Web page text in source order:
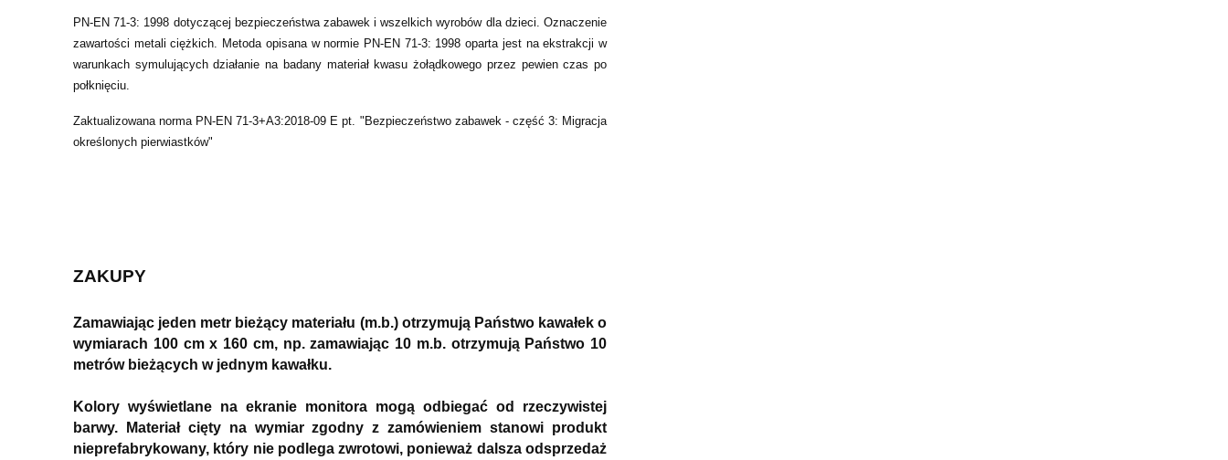
PN-EN 71-3: 1998 dotyczącej bezpieczeństwa zabawek i wszelkich wyrobów dla dzieci. Oznaczenie
zawartości metali ciężkich. Metoda opisana w normie PN-EN 71-3: 1998 oparta jest na ekstrakcji w
warunkach symulujących działanie na badany materiał kwasu żołądkowego przez pewien czas po
połknięciu.
Zaktualizowana norma PN-EN 71-3+A3:2018-09 E pt. "Bezpieczeństwo zabawek - część 3: Migracja
określonych pierwiastków"
ZAKUPY
Zamawiając jeden metr bieżący materiału (m.b.) otrzymują Państwo kawałek o
wymiarach 100 cm x 160 cm, np. zamawiając 10 m.b. otrzymują Państwo 10
metrów bieżących w jednym kawałku.
Kolory wyświetlane na ekranie monitora mogą odbiegać od rzeczywistej
barwy. Materiał cięty na wymiar zgodny z zamówieniem stanowi produkt
nieprefabrykowany, który nie podlega zwrotowi, ponieważ dalsza odsprzedaż